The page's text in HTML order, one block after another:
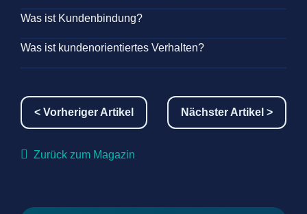
Was ist Kundenbindung?
Was ist kundenorientiertes Verhalten?
< Vorheriger Artikel Nächster Artikel >
Zurück zum Magazin